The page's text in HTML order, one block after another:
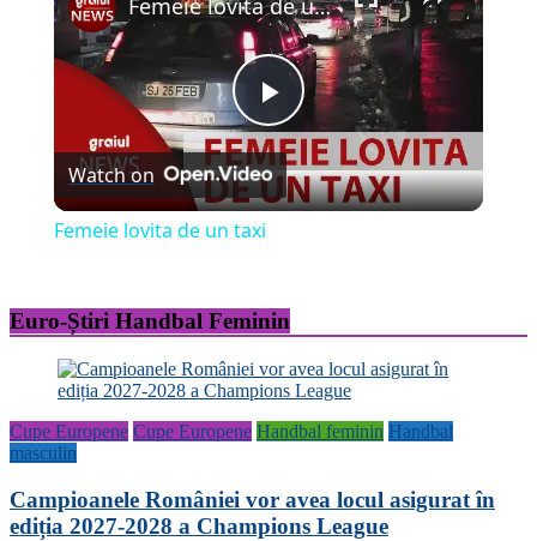
Play
Video
Watch on
Femeie lovita de un taxi
Euro-Știri Handbal Feminin
Cupe Europene Cupe Europene Handbal feminin Handbal
masculin
Campioanele României vor avea locul asigurat în
ediția 2027-2028 a Champions League